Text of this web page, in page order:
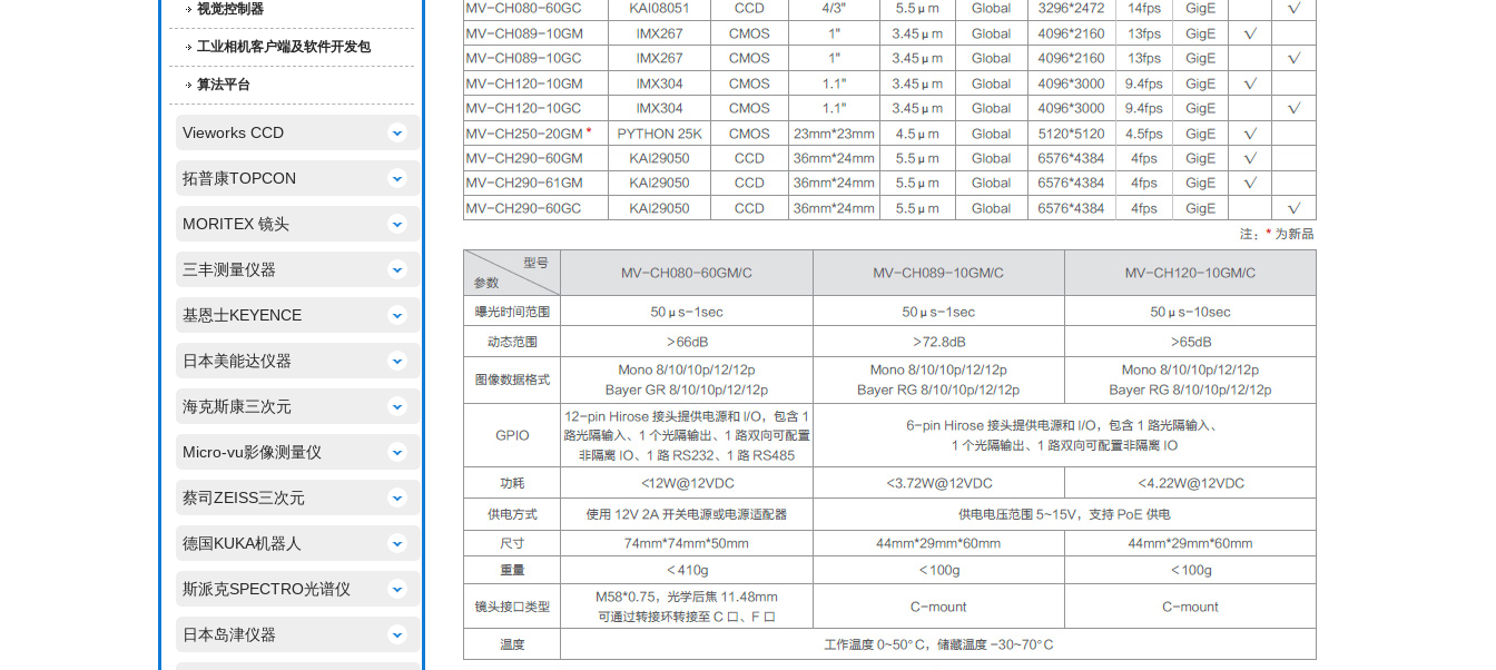
视觉控制器
工业相机客户端及软件开发包
算法平台
Vieworks CCD
拓普康TOPCON
MORITEX 镜头
三丰测量仪器
基恩士KEYENCE
日本美能达仪器
海克斯康三次元
Micro-vu影像测量仪
蔡司ZEISS三次元
德国KUKA机器人
斯派克SPECTRO光谱仪
日本岛津仪器